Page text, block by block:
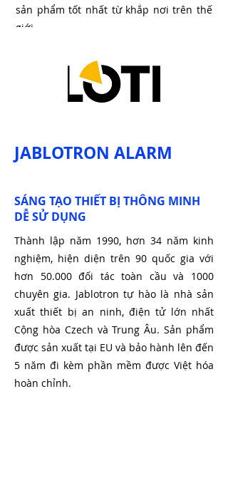
sản phẩm tốt nhất từ ​​​​khắp nơi trên thế
giới.
JABLOTRON ALARM
SÁNG TẠO THIẾT BỊ THÔNG MINH
DỄ SỬ DỤNG
Thành lập năm 1990, hơn 34 năm kinh
nghiệm, hiện diện trên 90 quốc gia với
hơn 50.000 đối tác toàn cầu và 1000
chuyên gia. Jablotron tự hào là nhà sản
xuất thiết bị an ninh, điện tử lớn nhất
Cộng hòa Czech và Trung Âu. Sản phẩm
được sản xuất tại EU và bảo hành lên đến
5 năm đi kèm phần mềm được Việt hóa
hoàn chỉnh.